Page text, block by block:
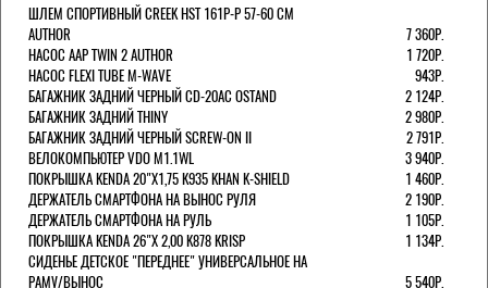
ШЛЕМ СПОРТИВНЫЙ CREEK HST 161Р-Р 57-60 СМ
AUTHOR
7 360Р.
НАСОС AAP TWIN 2 AUTHOR
1 720Р.
НАСОС FLEXI TUBE M-WAVE
943Р.
БАГАЖНИК ЗАДНИЙ ЧЕРНЫЙ СD-20AC OSTAND
2 124Р.
БАГАЖНИК ЗАДНИЙ THINY
2 980Р.
БАГАЖНИК ЗАДНИЙ ЧЕРНЫЙ SCREW-ON II
2 791Р.
ВЕЛОКОМПЬЮТЕР VDO M1.1WL
3 940Р.
ПОКРЫШКА KENDA 20"Х1,75 K935 KHAN K-SHIELD
1 460Р.
ДЕРЖАТЕЛЬ СМАРТФОНА НА ВЫНОС РУЛЯ
2 190Р.
ДЕРЖАТЕЛЬ СМАРТФОНА НА РУЛЬ
1 105Р.
ПОКРЫШКА KENDA 26"Х 2,00 K878 KRISP
1 134Р.
СИДЕНЬЕ ДЕТСКОЕ "ПЕРЕДНЕЕ" УНИВЕРСАЛЬНОЕ НА
РАМУ/ВЫНОС
5 540Р.